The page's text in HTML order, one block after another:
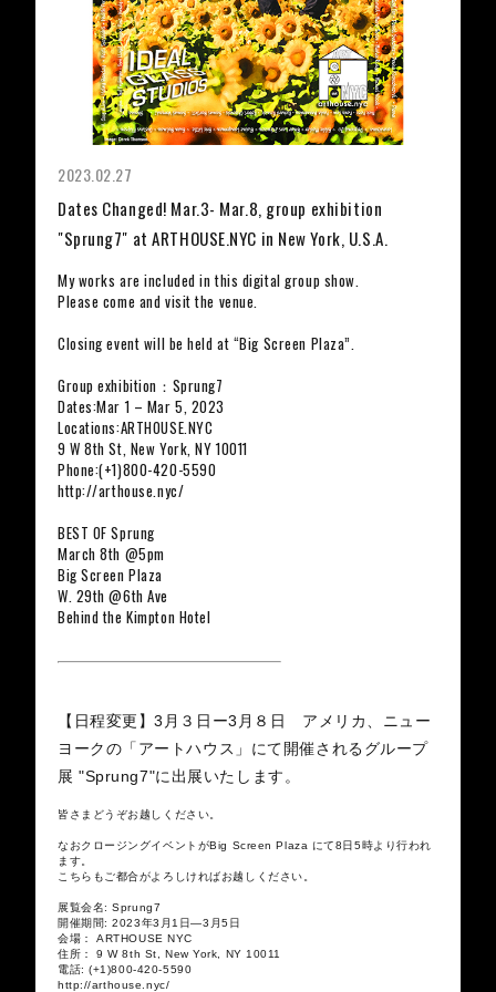
2023.02.27
Dates Changed! Mar.3- Mar.8, group exhibition
"Sprung7" at ARTHOUSE.NYC in New York, U.S.A.
My works are included in this digital group show.
Please come and visit the venue.
Closing event will be held at “Big Screen Plaza”.
Group exhibition：Sprung7
Dates:Mar 1 – Mar 5, 2023
Locations:ARTHOUSE.NYC
9 W 8th St, New York, NY 10011
Phone:(+1)800-420-5590
http://arthouse.nyc/
BEST OF Sprung
March 8th @5pm
Big Screen Plaza
W. 29th @6th Ave
Behind the Kimpton Hotel
【日程変更】3月３日ー3月８日 アメリカ、ニュー
ヨークの「アートハウス」にて開催されるグループ
展 "Sprung7"に出展いたします。
皆さまどうぞお越しください。
なおクロージングイベントがBig Screen Plaza にて8日5時より行われ
ます。
こちらもご都合がよろしければお越しください。
展覧会名: Sprung7
開催期間: 2023年3月1日―3月5日
会場： ARTHOUSE NYC
住所： 9 W 8th St, New York, NY 10011
電話: (+1)800-420-5590
http://arthouse.nyc/